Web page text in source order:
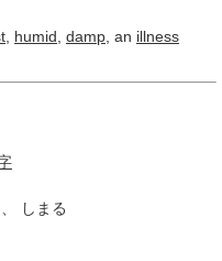
humid damp , an illness
しまる